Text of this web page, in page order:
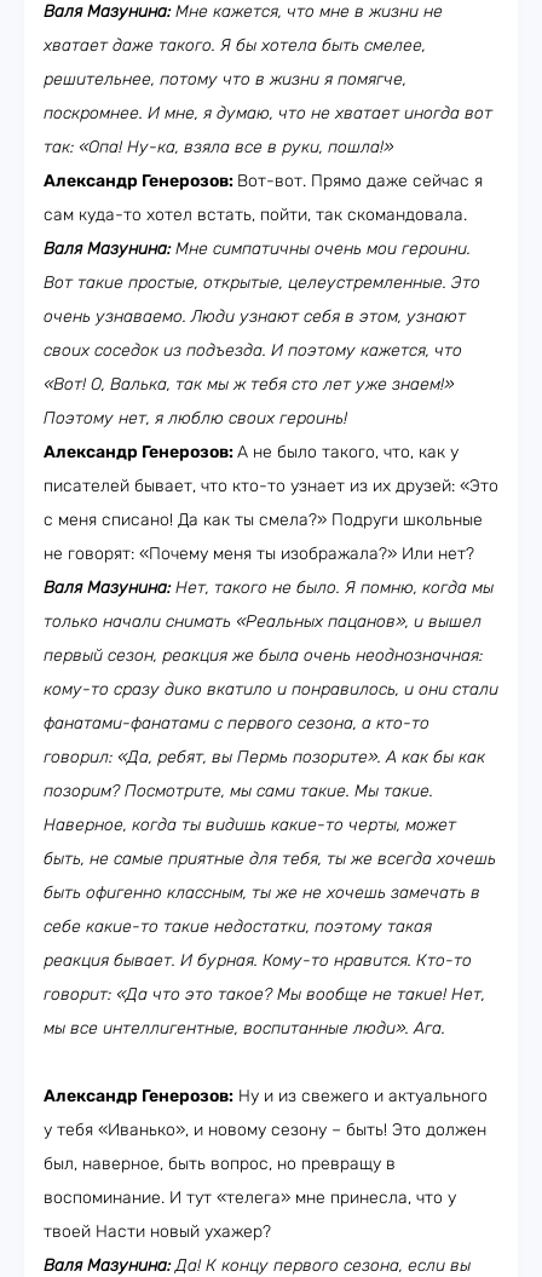
Валя Мазунина:Мне кажется, что мне в жизни не
хватает даже такого. Я бы хотела быть смелее,
решительнее, потому что в жизни я помягче,
поскромнее. И мне, я думаю, что не хватает иногда вот
так: «Опа! Ну-ка, взяла все в руки, пошла!»
Александр Генерозов: Вот-вот. Прямо даже сейчас я
сам куда-то хотел встать, пойти, так скомандовала.
Валя Мазунина:Мне симпатичны очень мои героини.
Вот такие простые, открытые, целеустремленные. Это
очень узнаваемо. Люди узнают себя в этом, узнают
своих соседок из подъезда. И поэтому кажется, что
«Вот! О, Валька, так мы ж тебя сто лет уже знаем!»
Поэтому нет, я люблю своих героинь!
Александр Генерозов:А не было такого, что, как у
писателей бывает, что кто-то узнает из их друзей: «Это
с меня списано! Да как ты смела?» Подруги школьные
не говорят: «Почему меня ты изображала?» Или нет?
Валя Мазунина:Нет, такого не было. Я помню, когда мы
только начали снимать «Реальных пацанов», и вышел
первый сезон, реакция же была очень неоднозначная:
кому-то сразу дико вкатило и понравилось, и они стали
фанатами-фанатами с первого сезона, а кто-то
говорил: «Да, ребят, вы Пермь позорите». А как бы как
позорим? Посмотрите, мы сами такие. Мы такие.
Наверное, когда ты видишь какие-то черты, может
быть, не самые приятные для тебя, ты же всегда хочешь
быть офигенно классным, ты же не хочешь замечать в
себе какие-то такие недостатки, поэтому такая
реакция бывает. И бурная. Кому-то нравится. Кто-то
говорит: «Да что это такое? Мы вообще не такие! Нет,
мы все интеллигентные, воспитанные люди». Ага.
Александр Генерозов: Ну и из свежего и актуального
у тебя «Иванько», и новому сезону – быть! Это должен
был, наверное, быть вопрос, но превращу в
воспоминание. И тут «телега» мне принесла, что у
твоей Насти новый ухажер?
Валя Мазунина:Да! К концу первого сезона, если вы